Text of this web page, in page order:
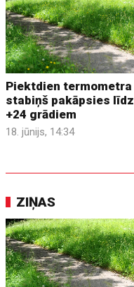
Piektdien termometra
stabiņš pakāpsies līdz
+24 grādiem
18. jūnijs, 14:34
ZIŅAS